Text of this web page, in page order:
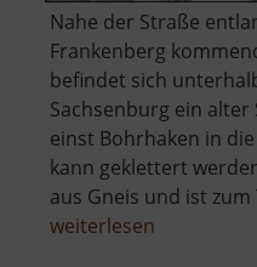
Nahe der Straße
Frankenberg
befindet sich
Sachsenburg ein
einst Bohrhaken in
kann geklettert
aus Gneis und ist
weiterlesen